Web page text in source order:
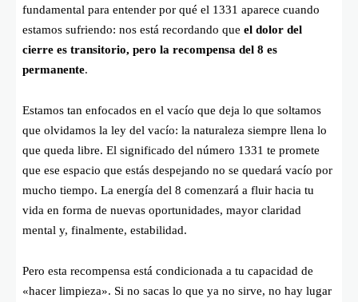
fundamental para entender por qué el 1331 aparece cuando
estamos sufriendo: nos está recordando que el dolor del
cierre es transitorio, pero la recompensa del 8 es
permanente.
Estamos tan enfocados en el vacío que deja lo que soltamos
que olvidamos la ley del vacío: la naturaleza siempre llena lo
que queda libre. El significado del número 1331 te promete
que ese espacio que estás despejando no se quedará vacío por
mucho tiempo. La energía del 8 comenzará a fluir hacia tu
vida en forma de nuevas oportunidades, mayor claridad
mental y, finalmente, estabilidad.
Pero esta recompensa está condicionada a tu capacidad de
«hacer limpieza». Si no sacas lo que ya no sirve, no hay lugar